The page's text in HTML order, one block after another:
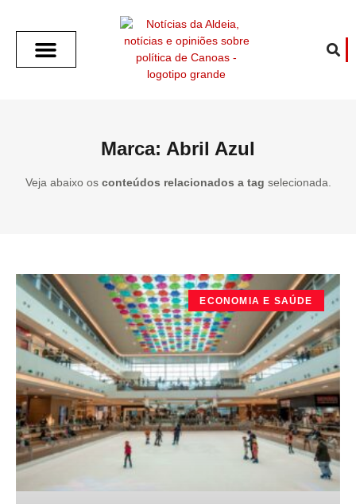
Marca: Abril Azul
Veja abaixo os conteúdos relacionados a tag selecionada.
ECONOMIA E SAÚDE